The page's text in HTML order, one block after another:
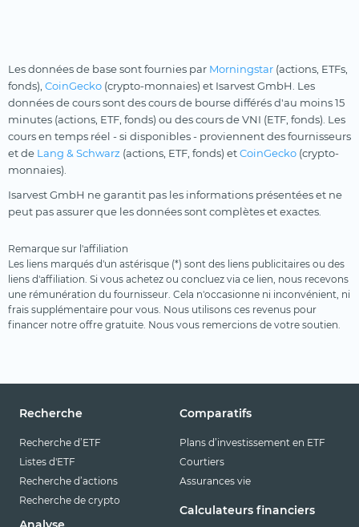
Les données de base sont fournies par Morningstar (actions, ETFs,
fonds), CoinGecko (crypto-monnaies) et Isarvest GmbH. Les
données de cours sont des cours de bourse différés d'au moins 15
minutes (actions, ETF, fonds) ou des cours de VNI (ETF, fonds). Les
cours en temps réel - si disponibles - proviennent des fournisseurs
et de Lang & Schwarz (actions, ETF, fonds) etCoinGecko (crypto-
monnaies).
Isarvest GmbH ne garantit pas les informations présentées et ne
peut pas assurer que les données sont complètes et exactes.
Remarque sur l'affiliation
Les liens marqués d'un astérisque (*) sont des liens publicitaires ou des
liens d'affiliation. Si vous achetez ou concluez via ce lien, nous recevons
une rémunération du fournisseur. Cela n'occasionne ni inconvénient, ni
frais supplémentaire pour vous. Nous utilisons ces revenus pour
financer notre offre gratuite. Nous vous remercions de votre soutien.
Recherche
Recherche d’ETF
Listes d'ETF
Recherche d’actions
Recherche de crypto
Comparatifs
Plans d’investissement en ETF
Courtiers
Assurances vie
Calculateurs financiers